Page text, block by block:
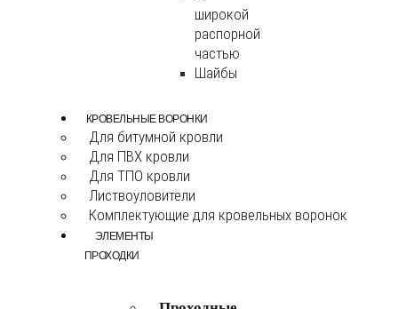
широкой
распорной
частью
Шайбы
КРОВЕЛЬНЫЕ ВОРОНКИ
Для битумной кровли
Для ПВХ кровли
Для ТПО кровли
Листвоуловители
Комплектующие для кровельных воронок
ЭЛЕМЕНТЫ
ПРОХОДКИ